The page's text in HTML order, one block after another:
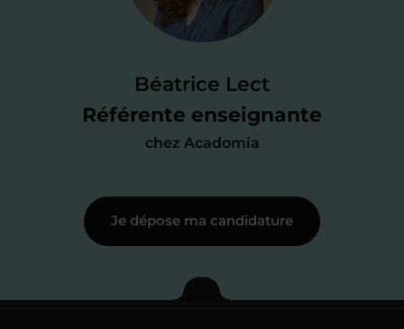
Béatrice Lect
Référente enseignante
chez Acadomia
test de 15 minutes
des programmes scolaires(et pouvoir
me mettre à jour au besoin) et
j’échange en direct avec un chargé de
Étape 3
Je commence mes
Je dépose ma candidature